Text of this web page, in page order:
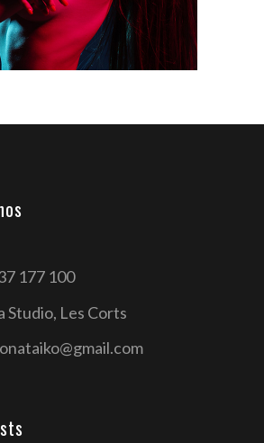
177 100
Studio, Les Corts